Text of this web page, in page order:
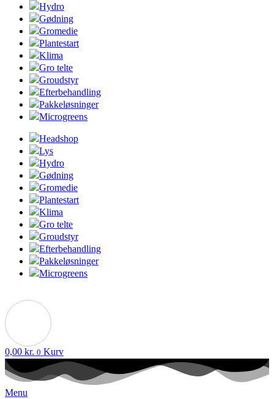
Hydro
Gødning
Gromedie
Plantestart
Klima
Gro telte
Groudstyr
Efterbehandling
Pakkeløsninger
Microgreens
Headshop
Lys
Hydro
Gødning
Gromedie
Plantestart
Klima
Gro telte
Groudstyr
Efterbehandling
Pakkeløsninger
Microgreens
0,00 kr. 0 Kurv
Menu